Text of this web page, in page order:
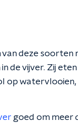
deze soorten
de vijver. Zij
op
goed om meer